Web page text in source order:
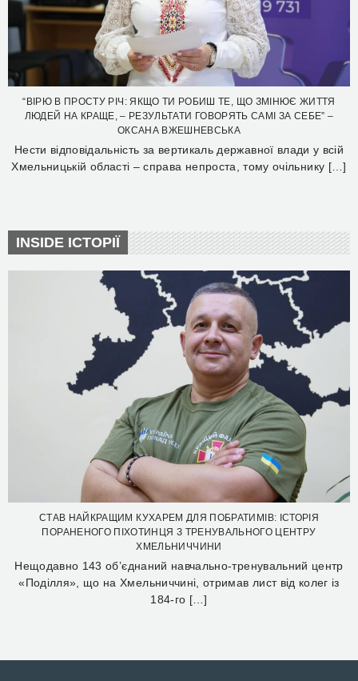
“ВІРЮ В ПРОСТУ РІЧ: ЯКЩО ТИ РОБИШ ТЕ, ЩО ЗМІНЮЄ ЖИТТЯ
ЛЮДЕЙ НА КРАЩЕ, – РЕЗУЛЬТАТИ ГОВОРЯТЬ САМІ ЗА СЕБЕ” –
ОКСАНА ВЖЕШНЕВСЬКА
Нести відповідальність за вертикаль державної влади у всій
Хмельницькій області – справа непроста, тому очільнику […]
INSIDE ІСТОРІЇ
СТАВ НАЙКРАЩИМ КУХАРЕМ ДЛЯ ПОБРАТИМІВ: ІСТОРІЯ
ПОРАНЕНОГО ПІХОТИНЦЯ З ТРЕНУВАЛЬНОГО ЦЕНТРУ
ХМЕЛЬНИЧЧИНИ
Нещодавно 143 об’єднаний навчально-тренувальний центр
«Поділля», що на Хмельниччині, отримав лист від колег із
184-го […]